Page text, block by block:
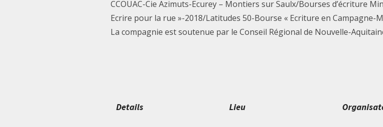
CCOUAC-Cie Azimuts-Ecurey – Montiers sur Saulx/Bourses d’écriture
Ecrire pour la rue »-2018/Latitudes 50-Bourse « Ecriture en
La compagnie est soutenue par le Conseil Régional de Nouvelle-
Details Lieu